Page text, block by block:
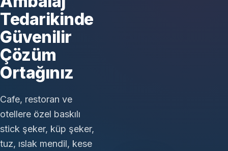
Tedarikinde
Güvenilir
Çözüm
Ortağınız
Cafe, restoran ve
otellere özel baskılı
stick şeker, küp şeker,
tuz, ıslak mendil, kese